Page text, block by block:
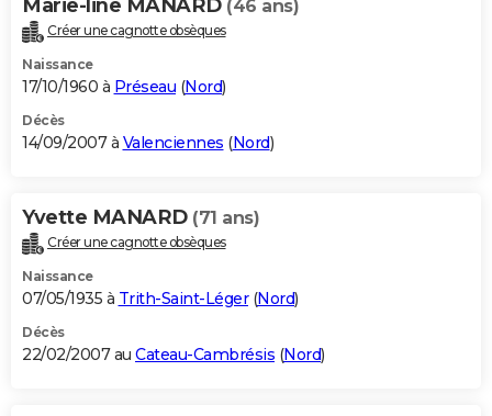
Marie-line MANARD (46 ans)
Créer une cagnotte obsèques
Naissance
17/10/1960 à Préseau (Nord)
Décès
14/09/2007 à Valenciennes (Nord)
Yvette MANARD (71 ans)
Créer une cagnotte obsèques
Naissance
07/05/1935 à Trith-Saint-Léger(Nord)
Décès
22/02/2007 au Cateau-Cambrésis (Nord)